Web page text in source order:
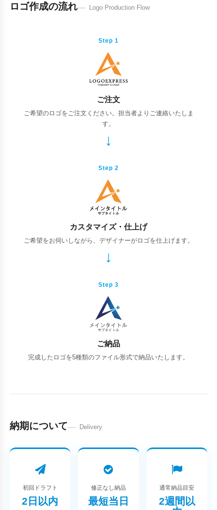
ロゴ作成の流れ Logo Production Flow
Step 1
ご注文
ご希望のロゴをご注文ください。担当者よりご連絡いたしま
す。
Step 2
カスタマイズ・仕上げ
ご希望をお伺いしながら、デザイナーがロゴを仕上げます。
Step 3
ご納品
完成したロゴを5種類のファイル形式で納品いたします。
納期について Delivery
初回ドラフト
2日以内
修正なし納品
最短当日
通常納品目安
2週間以